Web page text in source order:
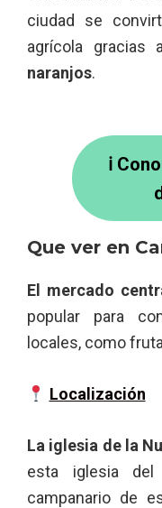
ciudad se
agrícola gracias
naranjos.
ℹ
Que ver en
El mercado
popular para
locales, como
Localización
La iglesia de la
esta iglesia
campanario de